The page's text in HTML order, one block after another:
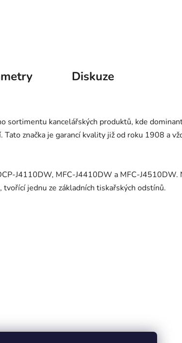
Diskuze
sortimentu kancelářských produktů, kde
značka je garancí kvality již od roku 1908 a
J4110DW, MFC-J4410DW a MFC-
jednu ze základních tiskařských odstínů.